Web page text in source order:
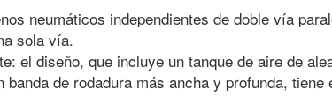
neumáticos independientes de doble vía
sola vía.
el diseño, que incluye un tanque de aire de
de rodadura más ancha y profunda,